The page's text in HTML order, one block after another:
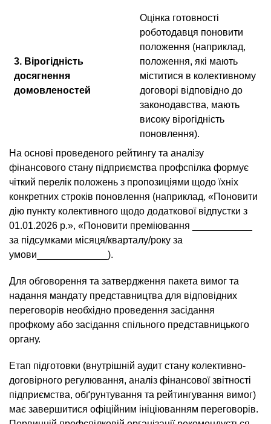
3. Вірогідність
досягнення
домовленостей
Оцінка готовності
роботодавця поновити
положення (наприклад,
положення, які мають
міститися в колективному
договорі відповідно до
законодавства, мають
високу вірогідність
поновлення).
На основі проведеного рейтингу та аналізу
фінансового стану підприємства профспілка формує
чіткий перелік положень з пропозиціями щодо їхніх
конкретних строків поновлення (наприклад, «Поновити
дію пункту колективного щодо додаткової відпустки з
01.01.2026 р.», «Поновити преміювання ___________
за підсумками місяця/кварталу/року за
умови_____________).
Для обговорення та затвердження пакета вимог та
надання мандату представництва для відповідних
переговорів необхідно проведення засідання
профкому або засідання спільного представницького
органу.
Етап підготовки (внутрішній аудит стану колективно-
договірного регулювання, аналіз фінансової звітності
підприємства, обґрунтування та рейтингування вимог)
має завершитися офіційним ініціюванням переговорів.